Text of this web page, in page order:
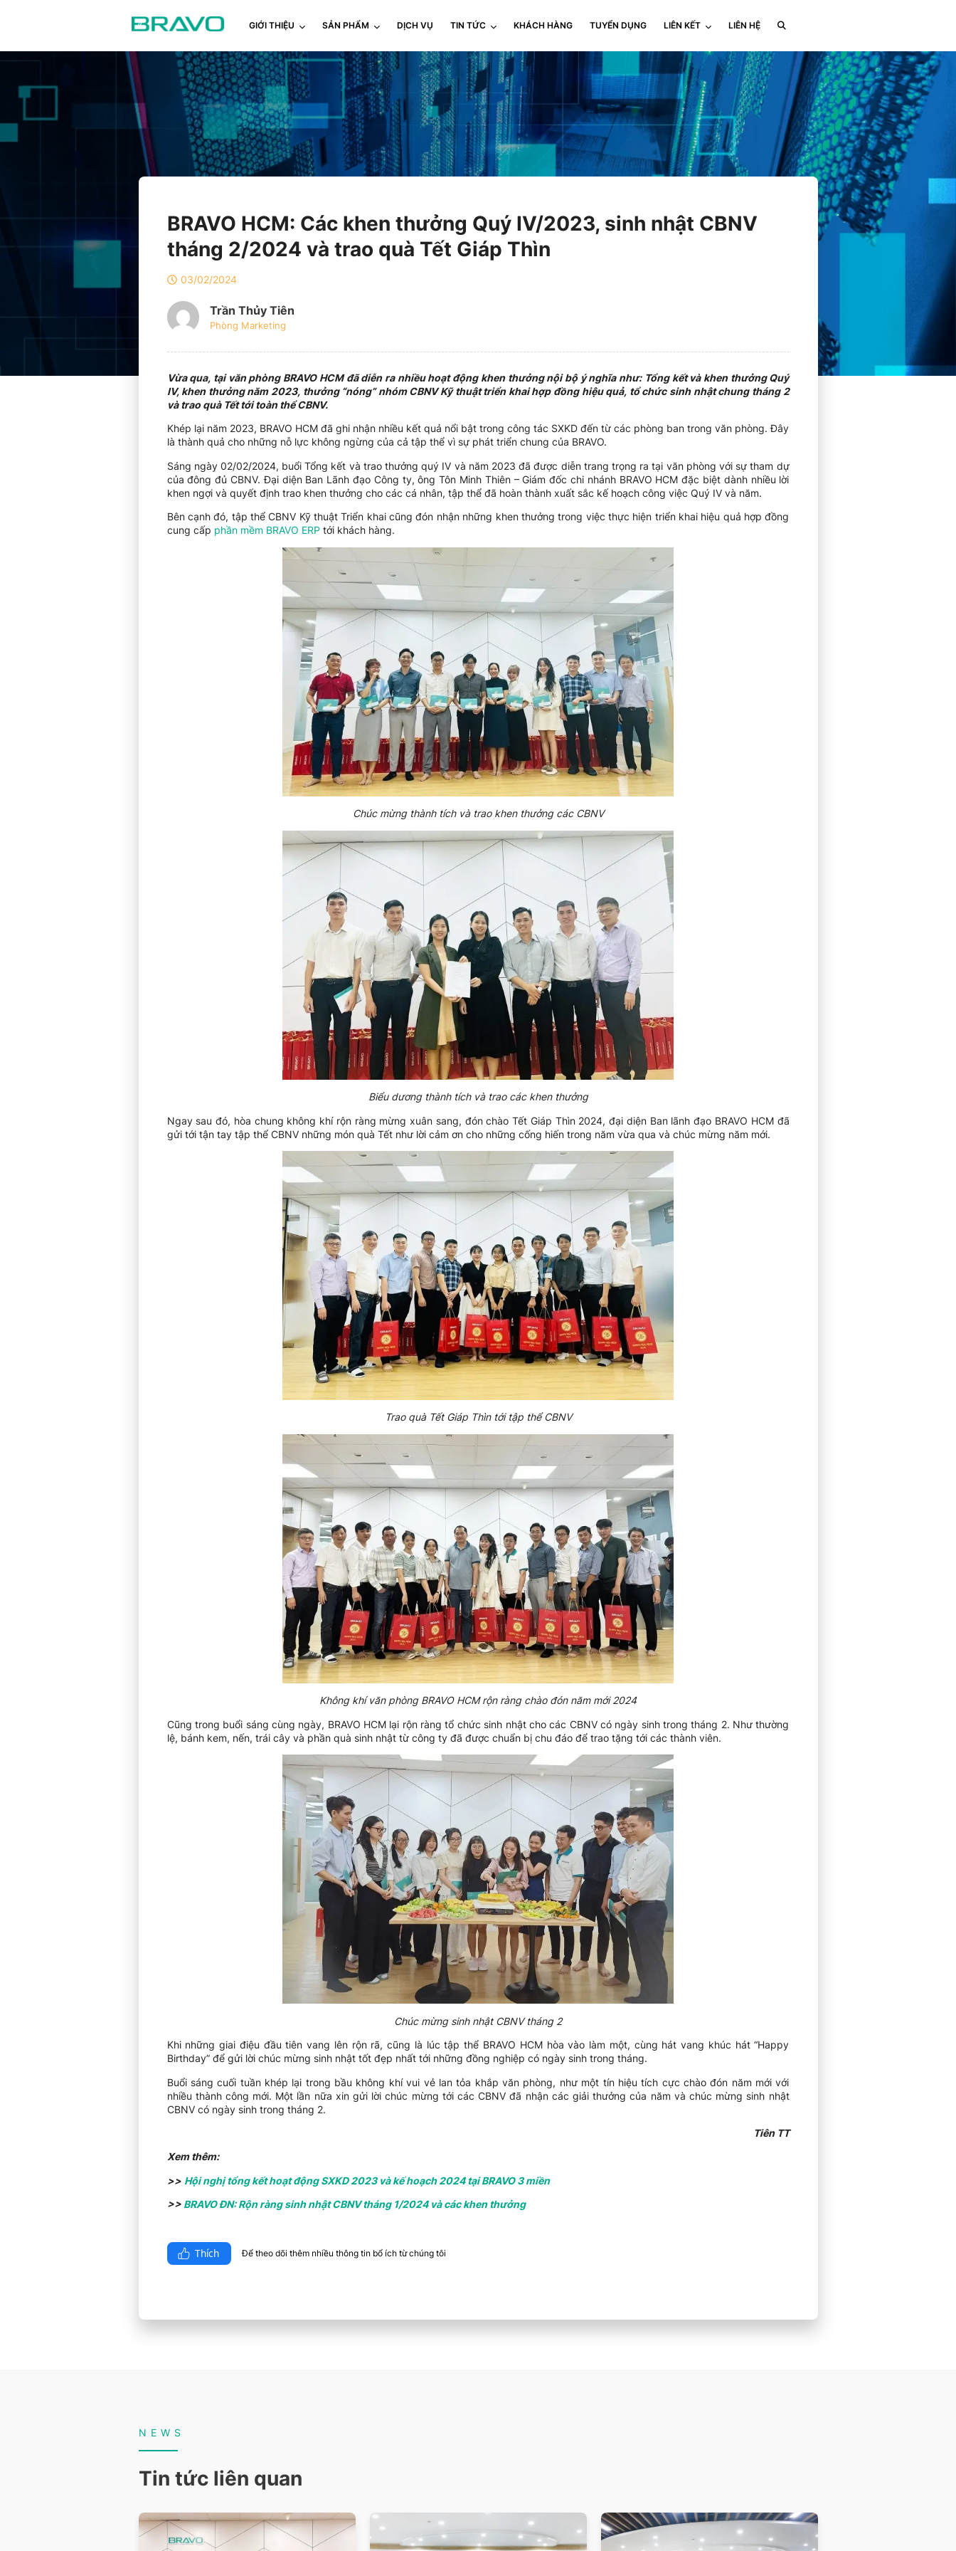
GIỚI THIỆU SẢN PHẨM DỊCH VỤ TIN TỨC KHÁCH HÀNG TUYỂN DỤNG LIÊN KẾT LIÊN HỆ
BRAVO HCM: Các khen thưởng Quý IV/2023, sinh nhật CBNV
tháng 2/2024 và trao quà Tết Giáp Thìn
03/02/2024
Trần Thủy Tiên
Phòng Marketing
Vừa qua, tại văn phòng BRAVO HCM đã diễn ra nhiều hoạt động khen thưởng nội bộ ý nghĩa như: Tổng kết và khen thưởng Quý
IV, khen thưởng năm 2023, thưởng “nóng” nhóm CBNV Kỹ thuật triển khai hợp đồng hiệu quả, tổ chức sinh nhật chung tháng 2
và trao quà Tết tới toàn thể CBNV.
Khép lại năm 2023, BRAVO HCM đã ghi nhận nhiều kết quả nổi bật trong công tác SXKD đến từ các phòng ban trong văn phòng. Đây
là thành quả cho những nỗ lực không ngừng của cả tập thể vì sự phát triển chung của BRAVO.
Sáng ngày 02/02/2024, buổi Tổng kết và trao thưởng quý IV và năm 2023 đã được diễn trang trọng ra tại văn phòng với sự tham dự
của đông đủ CBNV. Đại diện Ban Lãnh đạo Công ty, ông Tôn Minh Thiên – Giám đốc chi nhánh BRAVO HCM đặc biệt dành nhiều lời
khen ngợi và quyết định trao khen thưởng cho các cá nhân, tập thể đã hoàn thành xuất sắc kế hoạch công việc Quý IV và năm.
Bên cạnh đó, tập thể CBNV Kỹ thuật Triển khai cũng đón nhận những khen thưởng trong việc thực hiện triển khai hiệu quả hợp đồng
cung cấp phần mềm BRAVO ERP tới khách hàng.
Chúc mừng thành tích và trao khen thưởng các CBNV
Biểu dương thành tích và trao các khen thưởng
Ngay sau đó, hòa chung không khí rộn ràng mừng xuân sang, đón chào Tết Giáp Thìn 2024, đại diện Ban lãnh đạo BRAVO HCM đã
gửi tới tận tay tập thể CBNV những món quà Tết như lời cảm ơn cho những cống hiến trong năm vừa qua và chúc mừng năm mới.
Trao quà Tết Giáp Thìn tới tập thể CBNV
Không khí văn phòng BRAVO HCM rộn ràng chào đón năm mới 2024
Cũng trong buổi sáng cùng ngày, BRAVO HCM lại rộn ràng tổ chức sinh nhật cho các CBNV có ngày sinh trong tháng 2. Như thường
lệ, bánh kem, nến, trái cây và phần quà sinh nhật từ công ty đã được chuẩn bị chu đáo để trao tặng tới các thành viên.
Chúc mừng sinh nhật CBNV tháng 2
Khi những giai điệu đầu tiên vang lên rộn rã, cũng là lúc tập thể BRAVO HCM hòa vào làm một, cùng hát vang khúc hát “Happy
Birthday” để gửi lời chúc mừng sinh nhật tốt đẹp nhất tới những đồng nghiệp có ngày sinh trong tháng.
Buổi sáng cuối tuần khép lại trong bầu không khí vui vẻ lan tỏa khắp văn phòng, như một tín hiệu tích cực chào đón năm mới với
nhiều thành công mới. Một lần nữa xin gửi lời chúc mừng tới các CBNV đã nhận các giải thưởng của năm và chúc mừng sinh nhật
CBNV có ngày sinh trong tháng 2.
Tiên TT
Xem thêm:
>> Hội nghị tổng kết hoạt động SXKD 2023 và kế hoạch 2024 tại BRAVO 3 miền
>> BRAVO ĐN: Rộn ràng sinh nhật CBNV tháng 1/2024 và các khen thưởng
Thích Để theo dõi thêm nhiều thông tin bổ ích từ chúng tôi​
NEWS
Tin tức liên quan